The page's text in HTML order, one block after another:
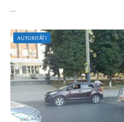
…
AUTORITĂȚI